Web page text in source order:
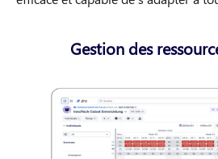
Gestion des